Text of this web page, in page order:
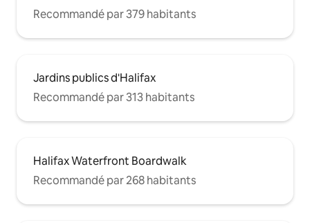
Recommandé par 379 habitants
Jardins publics d'Halifax
Recommandé par 313 habitants
Halifax Waterfront Boardwalk
Recommandé par 268 habitants